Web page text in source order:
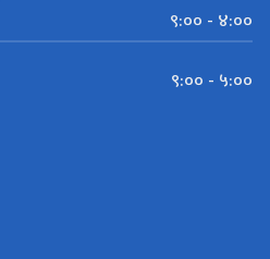
९:०० - ४:००
९:०० - ५:००